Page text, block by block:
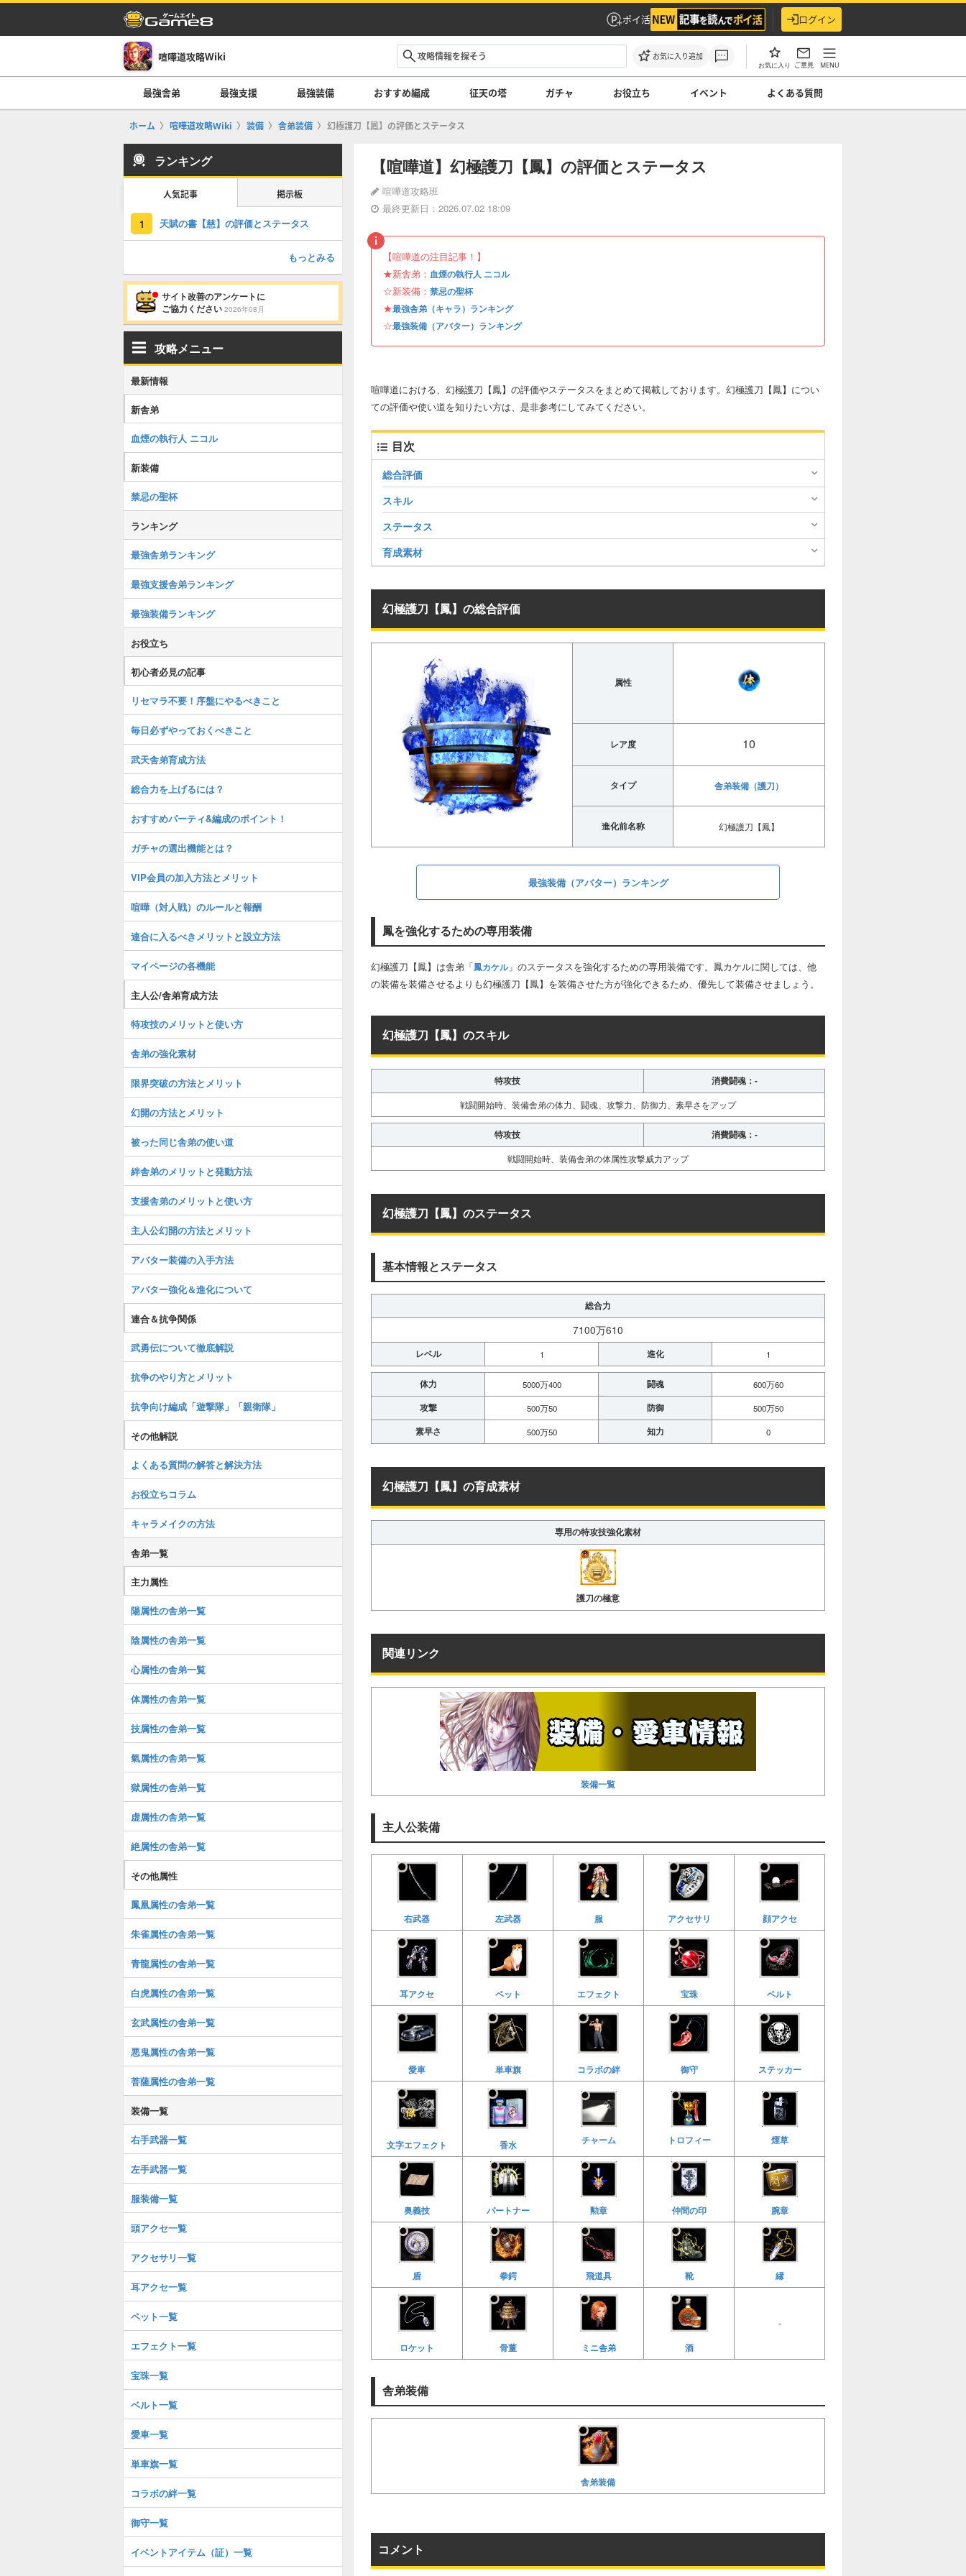
ポイ活 ログイン
喧嘩道攻略Wiki お気に入り追加
お気に入り ご意見 MENU
最強舎弟 最強支援 最強装備 おすすめ編成 征天の塔 ガチャ お役立ち イベント よくある質問
ホーム 喧嘩道攻略Wiki 装備 舎弟装備 幻極護刀【鳳】の評価とステータス
【喧嘩道】幻極護刀【鳳】の評価とステータス
喧嘩道攻略班
最終更新日：2026.07.02 18:09
【喧嘩道の注目記事！】
★新舎弟： 血煙の執行人 ニコル
☆新装備： 禁忌の聖杯
★最強舎弟（キャラ）ランキング
☆最強装備（アバター）ランキング
喧嘩道における、幻極護刀【鳳】の評価やステータスをまとめて掲載しております。幻極護刀【鳳】につい
ての評価や使い道を知りたい方は、是非参考にしてみてください。
目次
総合評価
スキル
ステータス
育成素材
幻極護刀【鳳】の総合評価
属性
レア度 10
タイプ 舎弟装備（護刀）
進化前名称 幻極護刀【鳳】
最強装備（アバター）ランキング
鳳を強化するための専用装備
幻極護刀【鳳】は舎弟「鳳カケル」のステータスを強化するための専用装備です。鳳カケルに関しては、他
の装備を装備させるよりも幻極護刀【鳳】を装備させた方が強化できるため、優先して装備させましょう。
幻極護刀【鳳】のスキル
特攻技 消費闘魂：-
戦闘開始時、装備舎弟の体力、闘魂、攻撃力、防御力、素早さをアップ
特攻技 消費闘魂：-
戦闘開始時、装備舎弟の体属性攻撃威力アップ
幻極護刀【鳳】のステータス
基本情報とステータス
総合力
7100万610
レベル 1 進化 1
体力 5000万400 闘魂 600万60
攻撃 500万50 防御 500万50
素早さ 500万50 知力 0
幻極護刀【鳳】の育成素材
専用の特攻技強化素材
護刀の極意
関連リンク
装備一覧
主人公装備
右武器 左武器 服 アクセサリ 顔アクセ
耳アクセ ペット エフェクト 宝珠 ベルト
愛車 単車旗 コラボの絆 御守 ステッカー
文字エフェクト 香水 チャーム トロフィー 煙草
奥義技 パートナー 勲章 仲間の印 腕章
盾 拳鍔 飛道具 靴 縁
ロケット 骨董 ミニ舎弟 酒
-
舎弟装備
舎弟装備
コメント
ランキング
人気記事 掲示板
1 天賦の書【慈】の評価とステータス
もっとみる
サイト改善のアンケートに
ご協力ください 2026年08月
攻略メニュー
最新情報
新舎弟
血煙の執行人 ニコル
新装備
禁忌の聖杯
ランキング
最強舎弟ランキング
最強支援舎弟ランキング
最強装備ランキング
お役立ち
初心者必見の記事
リセマラ不要！序盤にやるべきこと
毎日必ずやっておくべきこと
武天舎弟育成方法
総合力を上げるには？
おすすめパーティ&編成のポイント！
ガチャの選出機能とは？
VIP会員の加入方法とメリット
喧嘩（対人戦）のルールと報酬
連合に入るべきメリットと設立方法
マイページの各機能
主人公/舎弟育成方法
特攻技のメリットと使い方
舎弟の強化素材
限界突破の方法とメリット
幻開の方法とメリット
被った同じ舎弟の使い道
絆舎弟のメリットと発動方法
支援舎弟のメリットと使い方
主人公幻開の方法とメリット
アバター装備の入手方法
アバター強化＆進化について
連合＆抗争関係
武勇伝について徹底解説
抗争のやり方とメリット
抗争向け編成「遊撃隊」「親衛隊」
その他解説
よくある質問の解答と解決方法
お役立ちコラム
キャラメイクの方法
舎弟一覧
主力属性
陽属性の舎弟一覧
陰属性の舎弟一覧
心属性の舎弟一覧
体属性の舎弟一覧
技属性の舎弟一覧
氣属性の舎弟一覧
獄属性の舎弟一覧
虚属性の舎弟一覧
絶属性の舎弟一覧
その他属性
鳳凰属性の舎弟一覧
朱雀属性の舎弟一覧
青龍属性の舎弟一覧
白虎属性の舎弟一覧
玄武属性の舎弟一覧
悪鬼属性の舎弟一覧
菩薩属性の舎弟一覧
装備一覧
右手武器一覧
左手武器一覧
服装備一覧
頭アクセ一覧
アクセサリ一覧
耳アクセ一覧
ペット一覧
エフェクト一覧
宝珠一覧
ベルト一覧
愛車一覧
単車旗一覧
コラボの絆一覧
御守一覧
イベントアイテム（証）一覧